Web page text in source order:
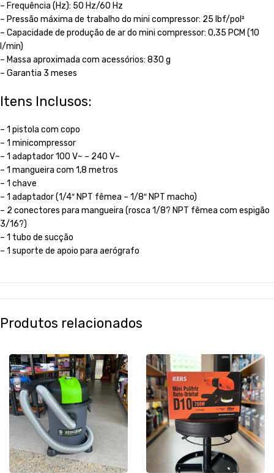
– Frequência (Hz): 50 Hz/60 Hz
– Pressão máxima de trabalho do mini compressor: 25 lbf/pol²
– Capacidade de produção de ar do mini compressor: 0,35 PCM (10
l/min)
– Massa aproximada com acessórios: 830 g
– Garantia 3 meses
Itens Inclusos:
– 1 pistola com copo
– 1 minicompressor
– 1 adaptador 100 V~ – 240 V~
– 1 mangueira com 1,8 metros
– 1 chave
– 1 adaptador (1/4″ NPT fêmea – 1/8″ NPT macho)
– 2 conectores para mangueira (rosca 1/8? NPT fêmea com espigão
3/16?)
– 1 tubo de sucção
– 1 suporte de apoio para aerógrafo
Produtos relacionados